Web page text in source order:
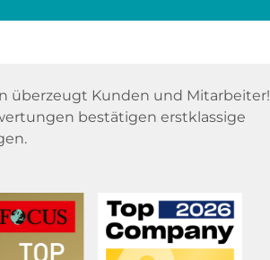
überzeugt Kunden und Mitarbeiter!
bestätigen erstklassige